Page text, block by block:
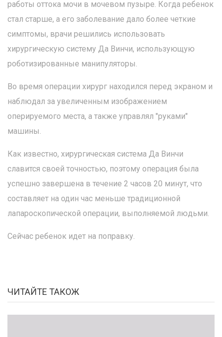
работы оттока мочи в мочевом пузыре. Когда ребенок
стал старше, а его заболевание дало более четкие
симптомы, врачи решились использовать
хирургическую систему Да Винчи, использующую
роботизированные манипуляторы.
Во время операции хирург находился перед экраном и
наблюдал за увеличенным изображением
оперируемого места, а также управлял "руками"
машины.
Как известно, хирургическая система Да Винчи
славится своей точностью, поэтому операция была
успешно завершена в течение 2 часов 20 минут, что
составляет на один час меньше традиционной
лапароскопической операции, выполняемой людьми.
Сейчас ребенок идет на поправку.
ЧИТАЙТЕ ТАКОЖ